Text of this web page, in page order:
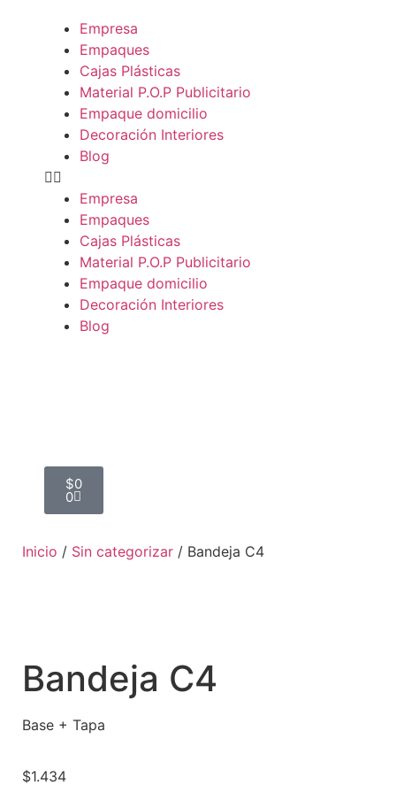
Empresa
Empaques
Cajas Plásticas
Material P.O.P Publicitario
Empaque domicilio
Decoración Interiores
Blog
Empresa
Empaques
Cajas Plásticas
Material P.O.P Publicitario
Empaque domicilio
Decoración Interiores
Blog
$0
0
Inicio / Sin categorizar / Bandeja C4
Bandeja C4
Base + Tapa
$1.434